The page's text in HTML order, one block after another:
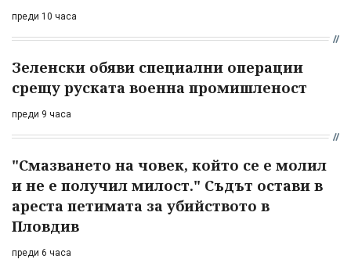
преди 10 часа
Зеленски обяви специални операции
срещу руската военна промишленост
преди 9 часа
"Смазването на човек, който се е молил
и не е получил милост." Съдът остави в
ареста петимата за убийството в
Пловдив
преди 6 часа